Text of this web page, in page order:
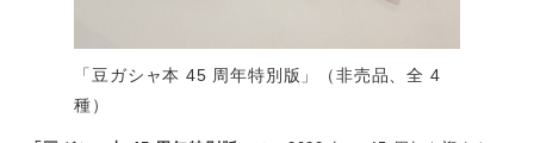
「豆ガシャ本 45 周年特別版」（非売品、全 4
種）